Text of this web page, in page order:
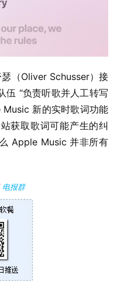
（Oliver Schusser）接
伍 “负责听歌并人工转写
新的实时歌词功能
获取歌词可能产生的纠
Apple Music 并非所有
电报群